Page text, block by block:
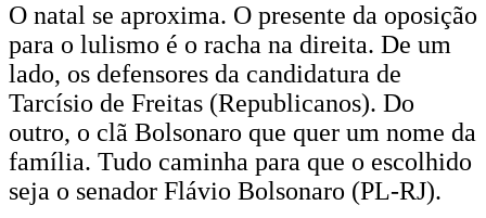
O natal se aproxima. O presente da oposição
para o lulismo é o racha na direita. De um
lado, os defensores da candidatura de
Tarcísio de Freitas (Republicanos). Do
outro, o clã Bolsonaro que quer um nome da
família. Tudo caminha para que o escolhido
seja o senador Flávio Bolsonaro (PL-RJ).